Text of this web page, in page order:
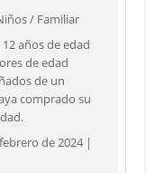
/ Familiar
años de edad
de edad
de un
comprado su
de 2024 |